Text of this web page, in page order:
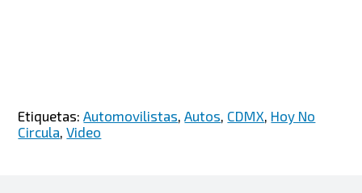
Etiquetas:Automovilistas,Autos, CDMX, Hoy No
Circula,Video